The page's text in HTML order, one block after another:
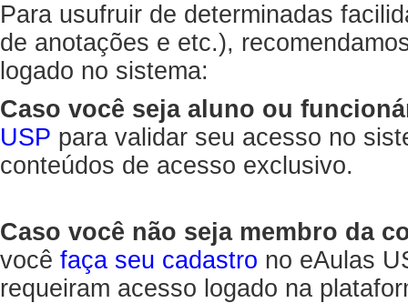
Para usufruir de determinadas
de anotações e etc.),
logado no sistema:
Caso você seja aluno ou
USP para validar seu acesso no
conteúdos de acesso exclusivo.
Caso você não seja membro da
você faça seu cadastro no eAulas
requeiram acesso logado na